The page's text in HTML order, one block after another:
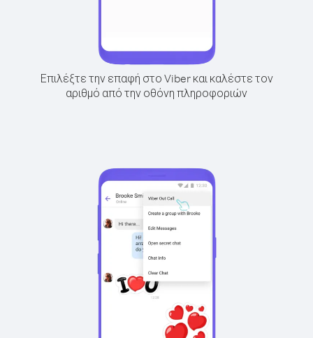
Επιλέξτε την επαφή στο Viber και καλέστε τον
αριθμό από την οθόνη πληροφοριών